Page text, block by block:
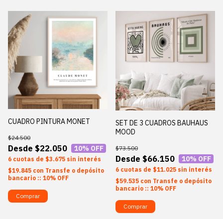
CUADRO PINTURA MONET
$22.050
$24.500
10% OFF
6 $3.675 sin interés
$19.845 con Transfe o depósito
bancario :: 10% OFF
Comprar
SET DE 3 CUADROS BAUHAUS
MOOD
$66.150
$73.500
10% OFF
6 $11.025 sin interés
$59.535 con Transfe o depósito
bancario :: 10% OFF
Comprar